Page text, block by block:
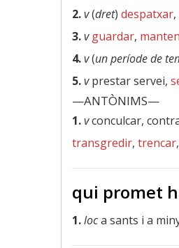
2.v(dret) despatxar,
3.v guardar,
4.v(un període de
5.vprestar servei,
—ANTÒNIMS—
1.vconculcar,
transgredir, trencar,
qui promet
1.loca sants i a